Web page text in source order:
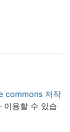
commons 저작
이용할 수 있습